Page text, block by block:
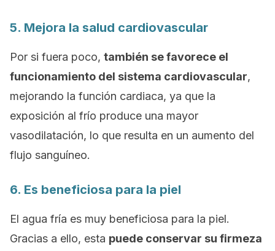
5. Mejora la salud cardiovascular
Por si fuera poco, también se favorece el
funcionamiento del sistema cardiovascular,
mejorando la función cardiaca, ya que la
exposición al frío produce una mayor
vasodilatación, lo que resulta en un aumento del
flujo sanguíneo.
6. Es beneficiosa para la piel
El agua fría es muy beneficiosa para la piel.
Gracias a ello, esta puede conservar su firmeza